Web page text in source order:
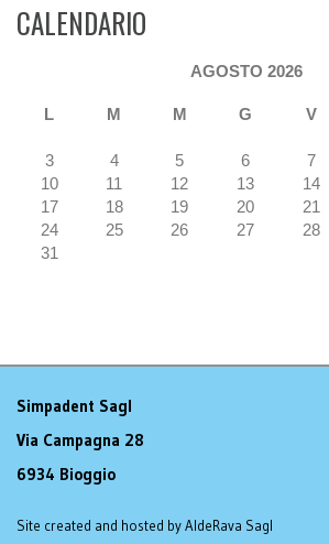
CALENDARIO
AGOSTO 2026
L M M G V
3
4 5 6 7
10
11 12 13 14
17
18 19 20 21
24
25 26 27 28
31
Simpadent Sagl
Via Campagna 28
6934 Bioggio
Site created and hosted by AldeRava Sagl